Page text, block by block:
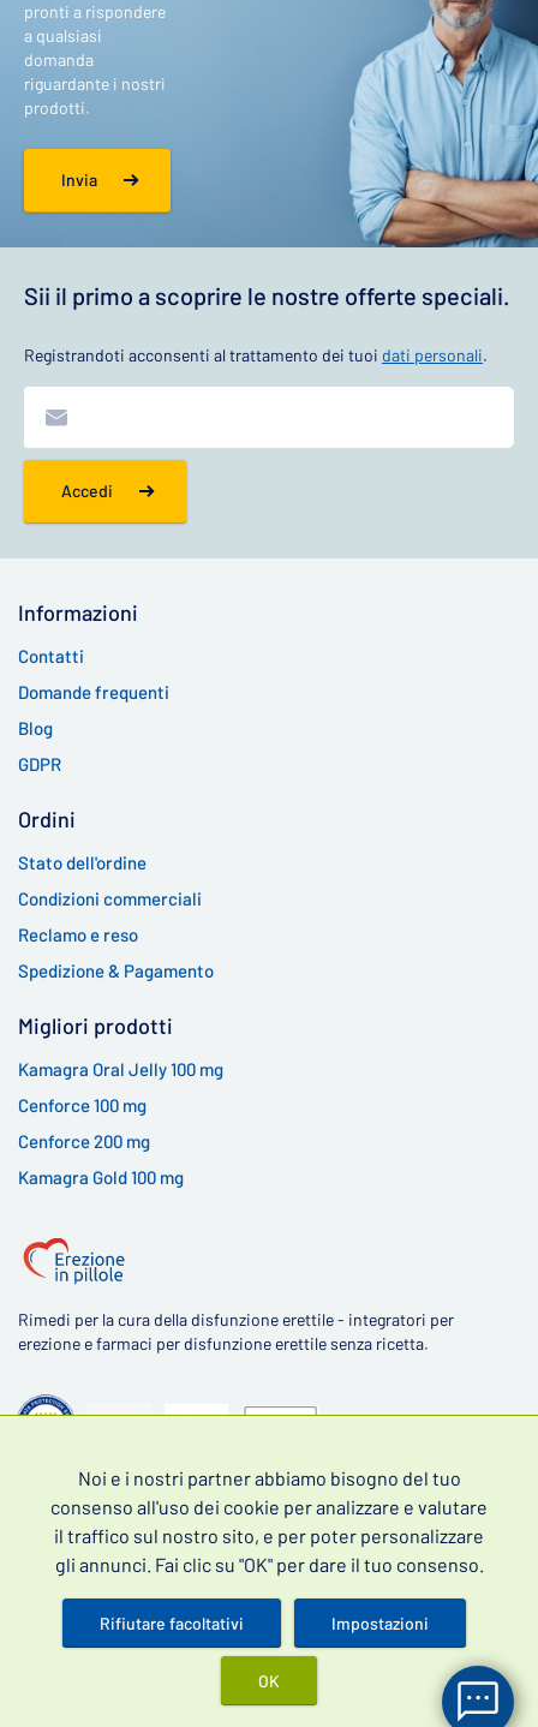
pronti a rispondere
a qualsiasi
domanda
riguardante i nostri
prodotti.
Invia
Sii il primo a scoprire le nostre offerte speciali.
Registrandoti acconsenti al trattamento dei tuoi dati personali.
Accedi
Informazioni
Contatti
Domande frequenti
Blog
GDPR
Ordini
Stato dell'ordine
Condizioni commerciali
Reclamo e reso
Spedizione & Pagamento
Migliori prodotti
Kamagra Oral Jelly 100 mg
Cenforce 100 mg
Cenforce 200 mg
Kamagra Gold 100 mg
Rimedi per la cura della disfunzione erettile - integratori per
erezione e farmaci per disfunzione erettile senza ricetta.
4,5
Scopri le recensioni dei nostri clienti
Noi e i nostri partner abbiamo bisogno del tuo
consenso all'uso dei cookie per analizzare e valutare
il traffico sul nostro sito, e per poter personalizzare
gli annunci. Fai clic su "OK" per dare il tuo consenso.
Rifiutare facoltativi Impostazioni
OK